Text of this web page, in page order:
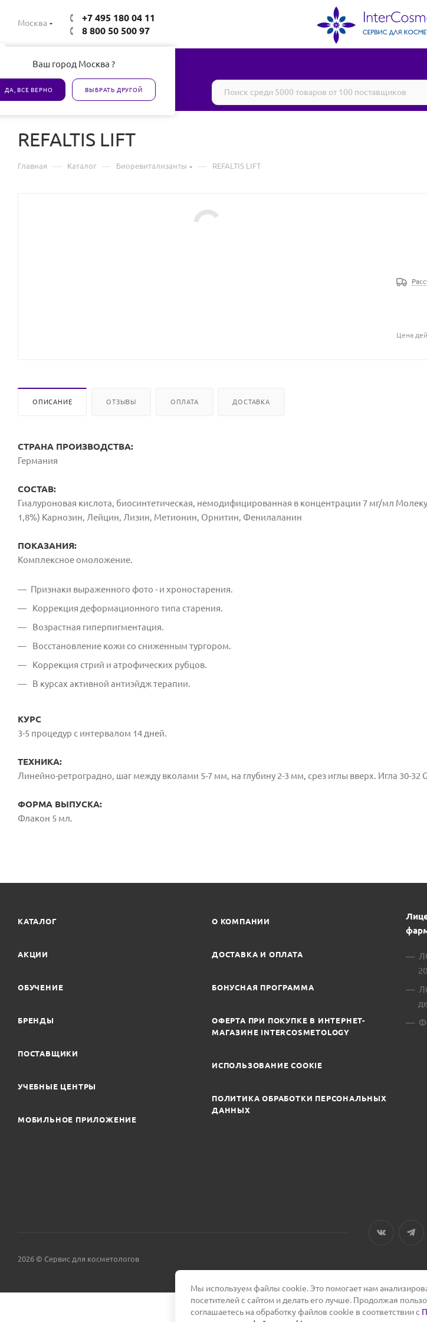
Москва
Ваш город Москва ?
ДА, ВСЕ ВЕРНО ВЫБРАТЬ ДРУГОЙ
+7 495 180 04 11
8 800 50 500 97
Все товары сертифицированы
REFALTIS LIFT
Главная — Каталог — Биоревитализанты — REFALTIS LIFT
Цена
ОПИСАНИЕ ОТЗЫВЫ ОПЛАТА ДОСТАВКА
СТРАНА ПРОИЗВОДСТВА:
Германия
СОСТАВ:
Гиалуроновая кислота, биосинтетическая, немодифицированная в концентрации 7 мг/мл
1,8%) Карнозин, Лейцин, Лизин, Метионин, Орнитин, Фенилаланин
ПОКАЗАНИЯ:
Комплексное омоложение.
Признаки выраженного фото - и хроностарения.
Коррекция деформационного типа старения.
Возрастная гиперпигментация.
Восстановление кожи со сниженным тургором.
Коррекция стрий и атрофических рубцов.
В курсах активной антиэйдж терапии.
КУРС
3-5 процедур с интервалом 14 дней.
ТЕХНИКА:
Линейно-ретроградно, шаг между вколами 5-7 мм, на глубину 2-3 мм, срез иглы вверх. Игла 30-32
ФОРМА ВЫПУСКА:
Флакон 5 мл.
КАТАЛОГ
АКЦИИ
ОБУЧЕНИЕ
БРЕНДЫ
ПОСТАВЩИКИ
УЧЕБНЫЕ ЦЕНТРЫ
МОБИЛЬНОЕ ПРИЛОЖЕНИЕ
О КОМПАНИИ
ДОСТАВКА И ОПЛАТА
БОНУСНАЯ ПРОГРАММА
ОФЕРТА ПРИ ПОКУПКЕ В ИНТЕРНЕТ-
МАГАЗИНЕ INTERCOSMETOLOGY
ИСПОЛЬЗОВАНИЕ COOKIE
ПОЛИТИКА ОБРАБОТКИ ПЕРСОНАЛЬНЫХ
ДАННЫХ
2026 © Сервис для косметологов
Мы используем файлы cookie. Это помогает нам
посетителей с сайтом и делать его лучше. Продолжая
соглашаетесь на обработку файлов cookie в соответствии с